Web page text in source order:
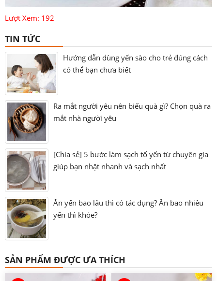
Lượt Xem: 192
TIN TỨC
Hướng dẫn dùng yến sào cho trẻ đúng cách
có thể bạn chưa biết
Ra mắt người yêu nên biếu quà gì? Chọn quà ra
mắt nhà người yêu
[Chia sẻ] 5 bước làm sạch tổ yến từ chuyên gia
giúp bạn nhặt nhanh và sạch nhất
Ăn yến bao lâu thì có tác dụng? Ăn bao nhiêu
yến thì khỏe?
SẢN PHẨM ĐƯỢC ƯA THÍCH